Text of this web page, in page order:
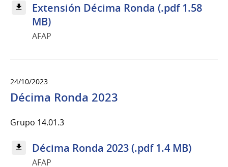
Extensión Décima Ronda (.pdf 1.58
MB)
AFAP
24/10/2023
Décima Ronda 2023
Grupo 14.01.3
Décima Ronda 2023 (.pdf 1.4 MB)
AFAP